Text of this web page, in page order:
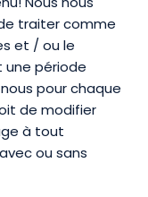
traiter comme
et / ou le
période
pour chaque
de modifier
à tout
ou sans